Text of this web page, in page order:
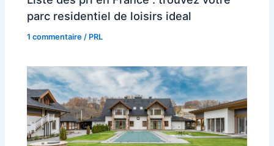
parc residentiel de loisirs ideal
1 commentaire / PRL